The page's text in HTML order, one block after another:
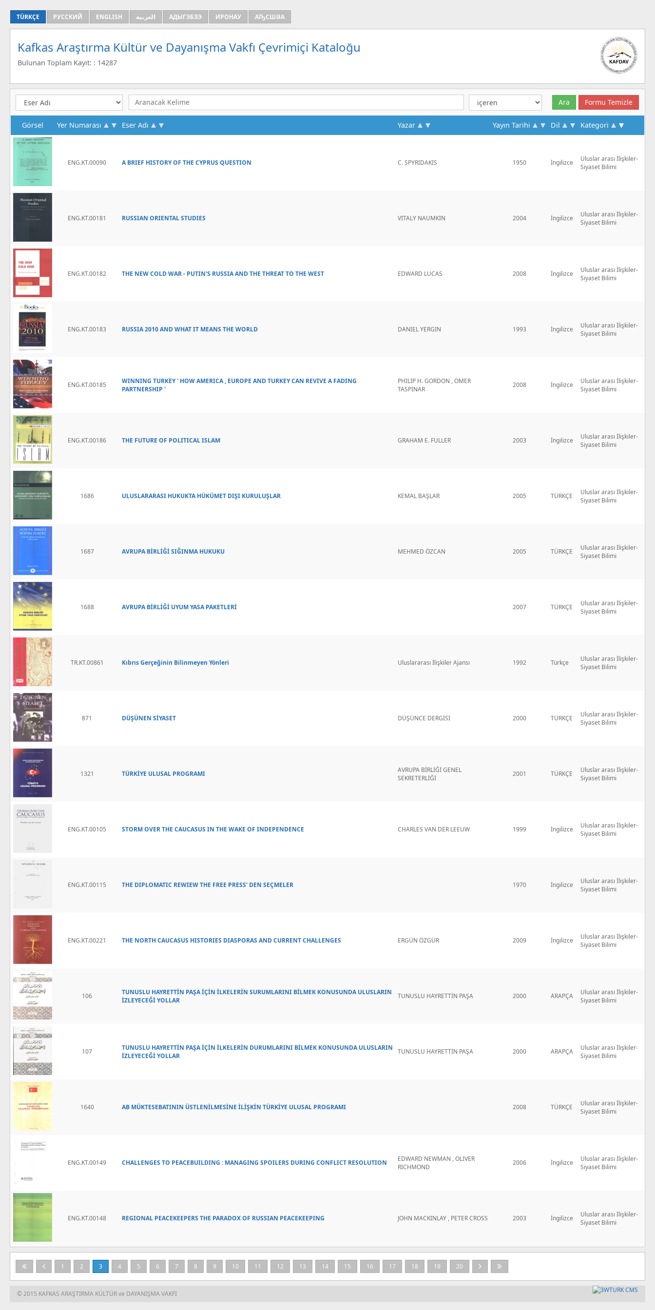
TÜRKÇE РУССКИЙ ENGLISH العربية АДЫГЭБЗЭ ИРОНАУ АҦСШӘА
Kafkas Araştırma Kültür ve Dayanışma Vakfı Çevrimiçi Kataloğu
Bulunan Toplam Kayıt: : 14287
Görsel Yer Numarası Eser Adı Yazar Yayın Tarihi Dil Kategori
ENG.KT.00090 A BRIEF HISTORY OF THE CYPRUS QUESTION C. SPYRIDAKIS 1950 İngilizce
Uluslar arası İlişkiler-
Siyaset Bilimi
ENG.KT.00181 RUSSIAN ORIENTAL STUDIES VITALY NAUMKIN 2004 İngilizce
Uluslar arası İlişkiler-
Siyaset Bilimi
ENG.KT.00182 THE NEW COLD WAR - PUTIN'S RUSSIA AND THE THREAT TO THE WEST EDWARD LUCAS 2008 İngilizce
Uluslar arası İlişkiler-
Siyaset Bilimi
ENG.KT.00183 RUSSIA 2010 AND WHAT IT MEANS THE WORLD DANIEL YERGIN 1993 İngilizce
Uluslar arası İlişkiler-
Siyaset Bilimi
ENG.KT.00185
WINNING TURKEY ' HOW AMERICA , EUROPE AND TURKEY CAN REVIVE A FADING
PARTNERSHIP '
PHILIP H. GORDON , OMER
TASPINAR
2008 İngilizce
Uluslar arası İlişkiler-
Siyaset Bilimi
ENG.KT.00186 THE FUTURE OF POLITICAL ISLAM GRAHAM E. FULLER 2003 İngilizce
Uluslar arası İlişkiler-
Siyaset Bilimi
1686 ULUSLARARASI HUKUKTA HÜKÜMET DIŞI KURULUŞLAR KEMAL BAŞLAR 2005 TÜRKÇE
Uluslar arası İlişkiler-
Siyaset Bilimi
1687 AVRUPA BİRLİĞİ SIĞINMA HUKUKU MEHMED ÖZCAN 2005 TÜRKÇE
Uluslar arası İlişkiler-
Siyaset Bilimi
1688 AVRUPA BİRLİĞİ UYUM YASA PAKETLERİ 2007 TÜRKÇE
Uluslar arası İlişkiler-
Siyaset Bilimi
TR.KT.00861 Kıbrıs Gerçeğinin Bilinmeyen Yönleri Uluslararası İlişkiler Ajansı 1992 Türkçe
Uluslar arası İlişkiler-
Siyaset Bilimi
871 DÜŞÜNEN SİYASET DÜŞÜNCE DERGİSİ 2000 TÜRKÇE
Uluslar arası İlişkiler-
Siyaset Bilimi
1321 TÜRKİYE ULUSAL PROGRAMI
AVRUPA BİRLİĞİ GENEL
SEKRETERLİĞİ
2001 TÜRKÇE
Uluslar arası İlişkiler-
Siyaset Bilimi
ENG.KT.00105 STORM OVER THE CAUCASUS IN THE WAKE OF INDEPENDENCE CHARLES VAN DER LEEUW 1999 İngilizce
Uluslar arası İlişkiler-
Siyaset Bilimi
ENG.KT.00115 THE DIPLOMATIC REWIEW THE FREE PRESS' DEN SEÇMELER 1970 İngilizce
Uluslar arası İlişkiler-
Siyaset Bilimi
ENG.KT.00221 THE NORTH CAUCASUS HISTORIES DIASPORAS AND CURRENT CHALLENGES ERGÜN ÖZGÜR 2009 İngilizce
Uluslar arası İlişkiler-
Siyaset Bilimi
106
TUNUSLU HAYRETTİN PAŞA İÇİN İLKELERİN SURUMLARINI BİLMEK KONUSUNDA ULUSLARIN
İZLEYECEĞİ YOLLAR
TUNUSLU HAYRETTİN PAŞA 2000 ARAPÇA
Uluslar arası İlişkiler-
Siyaset Bilimi
107
TUNUSLU HAYRETTİN PAŞA İÇİN İLKELERİN DURUMLARINI BİLMEK KONUSUNDA ULUSLARIN
İZLEYECEĞİ YOLLAR
TUNUSLU HAYRETTİN PAŞA 2000 ARAPÇA
Uluslar arası İlişkiler-
Siyaset Bilimi
1640 AB MÜKTESEBATININ ÜSTLENİLMESİNE İLİŞKİN TÜRKİYE ULUSAL PROGRAMI 2008 TÜRKÇE
Uluslar arası İlişkiler-
Siyaset Bilimi
ENG.KT.00149 CHALLENGES TO PEACEBUILDING : MANAGING SPOILERS DURING CONFLICT RESOLUTION
EDWARD NEWMAN , OLIVER
RICHMOND
2006 İngilizce
Uluslar arası İlişkiler-
Siyaset Bilimi
ENG.KT.00148 REGIONAL PEACEKEEPERS THE PARADOX OF RUSSIAN PEACEKEEPING JOHN MACKINLAY , PETER CROSS 2003 İngilizce
Uluslar arası İlişkiler-
Siyaset Bilimi
1 2 3 4 5 6 7 8 9 10 11 12 13 14 15 16 17 18 19 20
© 2015 KAFKAS ARAŞTIRMA KÜLTÜR ve DAYANIŞMA VAKFI